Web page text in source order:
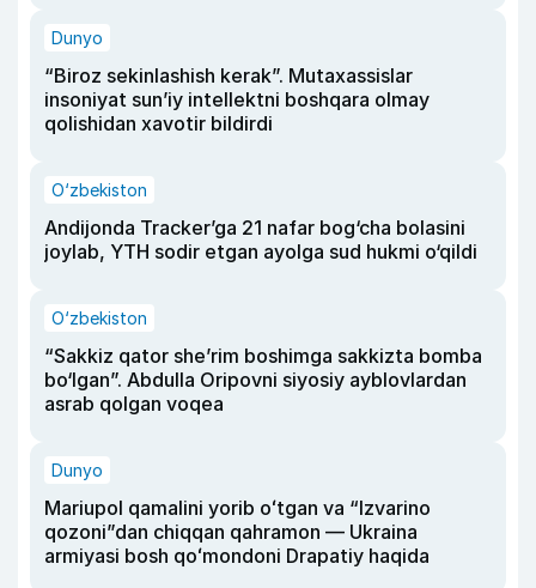
Dunyo
“Biroz sekinlashish kerak”. Mutaxassislar
insoniyat sun’iy intellektni boshqara olmay
qolishidan xavotir bildirdi
O‘zbekiston
Andijonda Tracker’ga 21 nafar bog‘cha bolasini
joylab, YTH sodir etgan ayolga sud hukmi o‘qildi
O‘zbekiston
“Sakkiz qator she’rim boshimga sakkizta bomba
bo‘lgan”. Abdulla Oripovni siyosiy ayblovlardan
asrab qolgan voqea
Dunyo
Mariupol qamalini yorib oʻtgan va “Izvarino
qozoni”dan chiqqan qahramon — Ukraina
armiyasi bosh qoʻmondoni Drapatiy haqida